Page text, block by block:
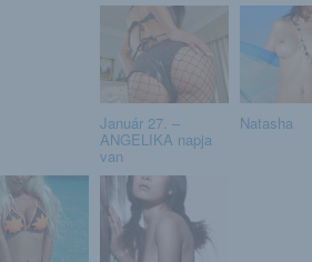
Január 27. –
ANGELIKA napja
van
Natasha